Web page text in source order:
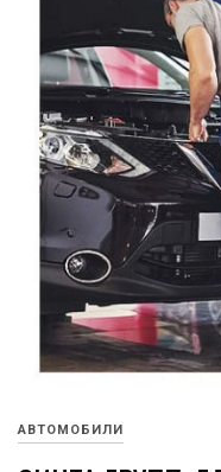
АВТОМОБИЛИ